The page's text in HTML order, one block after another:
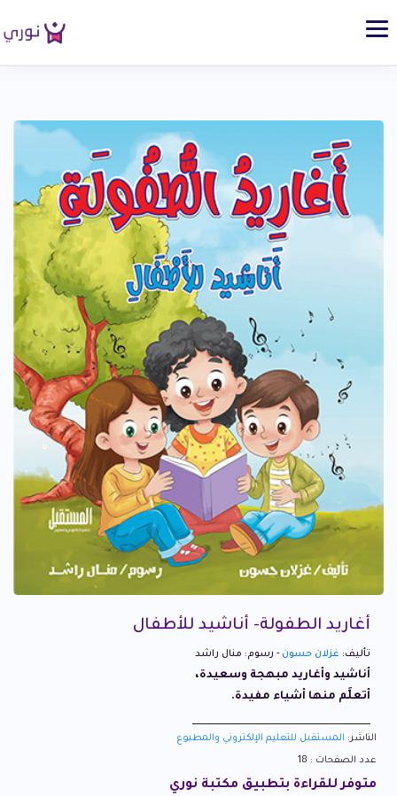
أغاريد الطفولة- أناشيد للأطفال
تأليف: غزلان حسون - رسوم: منال راشد
أناشيد وأغاريد مبهجة وسعيدة،
أتعلَّم منها أشياء مفيدة.
الناشر: المستقبل للتعليم الإلكتروني والمطبوع
عدد الصفحات : 18
متوفر للقراءة بتطبيق مكتبة نوري